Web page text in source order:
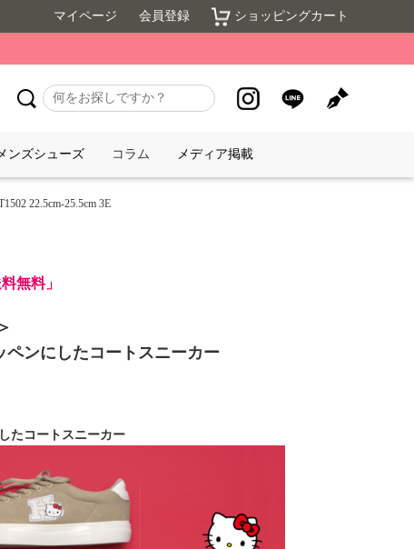
マイページ 会員登録 ショッピングカート
ンズシューズ コラム メディア掲載
22.5cm-25.5cm 3E
無料」
ンにしたコートスニーカー
たコートスニーカー